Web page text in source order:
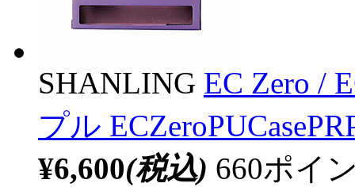
SHANLING EC Zero /
プル
¥6,600(税込) 660ポイ